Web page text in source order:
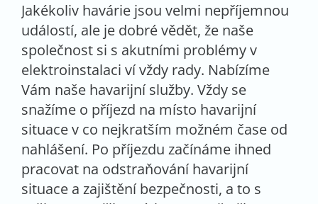
Jakékoliv havárie jsou velmi nepříjemnou
událostí, ale je dobré vědět, že naše
společnost si s akutními problémy v
elektroinstalaci ví vždy rady. Nabízíme
Vám naše havarijní služby. Vždy se
snažíme o příjezd na místo havarijní
situace v co nejkratším možném čase od
nahlášení. Po příjezdu začínáme ihned
pracovat na odstraňování havarijní
situace a zajištění bezpečnosti, a to s